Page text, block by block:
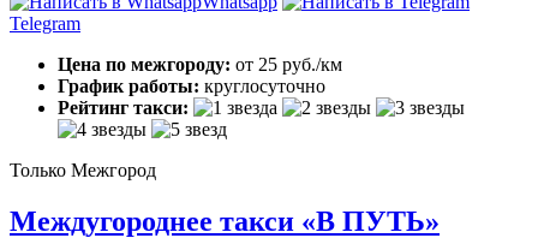
Telegram
Цена по межгороду: от 25 руб./км
График работы: круглосуточно
Рейтинг такси:
Только Межгород
Междугороднее такси «В ПУТЬ»